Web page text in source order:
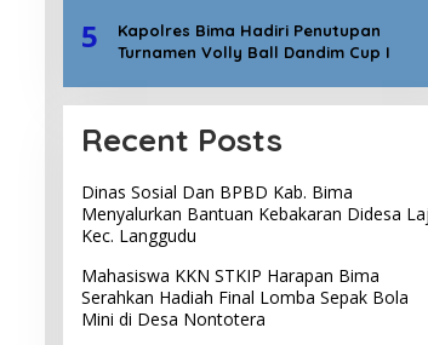
5
Kapolres Bima Hadiri Penutupan
Turnamen Volly Ball Dandim Cup I
Recent Posts
Dinas Sosial Dan BPBD Kab. Bima
Menyalurkan Bantuan Kebakaran Didesa
Kec. Langgudu
Mahasiswa KKN STKIP Harapan Bima
Serahkan Hadiah Final Lomba Sepak Bola
Mini di Desa Nontotera